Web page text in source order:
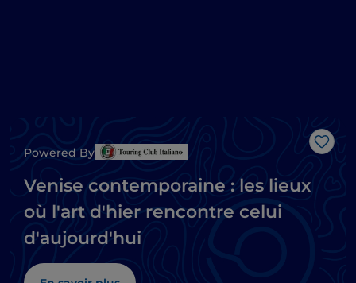
Powered By
Venise contemporaine : les lieux
où l'art d'hier rencontre celui
d'aujourd'hui